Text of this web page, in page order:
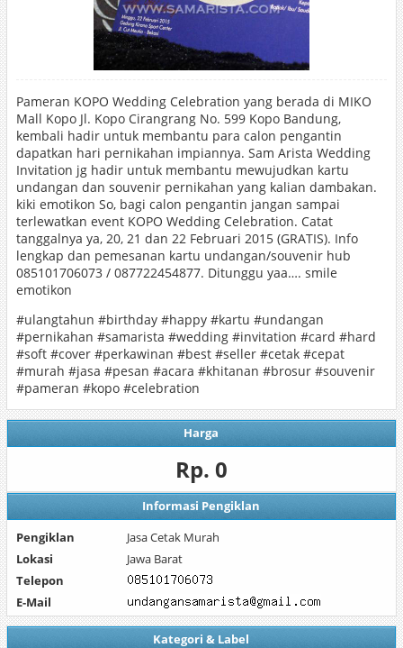
Pameran KOPO Wedding Celebration yang berada di MIKO
Mall Kopo Jl. Kopo Cirangrang No. 599 Kopo Bandung,
kembali hadir untuk membantu para calon pengantin
dapatkan hari pernikahan impiannya. Sam Arista Wedding
Invitation jg hadir untuk membantu mewujudkan kartu
undangan dan souvenir pernikahan yang kalian dambakan.
kiki emotikon So, bagi calon pengantin jangan sampai
terlewatkan event KOPO Wedding Celebration. Catat
tanggalnya ya, 20, 21 dan 22 Februari 2015 (GRATIS). Info
lengkap dan pemesanan kartu undangan/souvenir hub
085101706073 / 087722454877. Ditunggu yaa…. smile
emotikon
‪#‎ulangtahun‬ ‪#‎birthday‬ ‪#‎happy‬ ‪#‎kartu‬ ‪#‎undangan‬
‪#‎pernikahan‬ ‪#‎samarista‬ ‪#‎wedding‬ ‪#‎invitation‬ ‪#‎card‬ ‪#‎hard‬
‪#‎soft‬ ‪#‎cover‬ ‪#‎perkawinan‬ ‪#‎best‬ ‪#‎seller‬ ‪#‎cetak‬ ‪#‎cepat‬
‪#‎murah‬ ‪#‎jasa‬ ‪#‎pesan‬ ‪#‎acara‬ ‪#‎khitanan‬ ‪#‎brosur‬ ‪#‎souvenir‬
‪#‎pameran‬ ‪#‎kopo‬ ‪#‎celebration‬
Harga
Rp. 0
Informasi Pengiklan
Pengiklan
Jasa Cetak Murah
Lokasi
Jawa Barat
Telepon
E-Mail
Kategori & Label